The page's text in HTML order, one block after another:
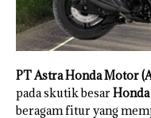
PT Astra Honda Motor
pada skutik besar
beragam fitur yang